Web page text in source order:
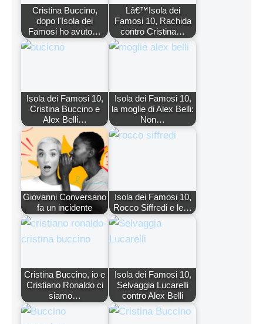
Cristina Buccino,
dopo l'Isola dei
Famosi ho avuto…
Lâ€™Isola dei
Famosi 10, Rachida
contro Cristina…
Isola dei Famosi 10,
Cristina Buccino e
Alex Belli…
Isola dei Famosi 10,
la moglie di Alex Belli:
Non…
Giovanni Conversano
fa un incidente
Isola dei Famosi 10,
Rocco Siffredi e le…
Cristina Buccino, io e
Cristiano Ronaldo ci
siamo…
Isola dei Famosi 10,
Selvaggia Lucarelli
contro Alex Belli